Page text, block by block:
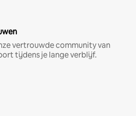
vertrouwde community van
tijdens je lange verblijf.